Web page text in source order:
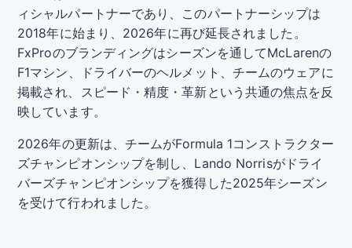
ィシャルパートナーであり、このパートナーシップは
2018年に始まり、2026年に再び延長されました。
FxProのブランディングはシーズンを通してMcLarenの
F1マシン、ドライバーのヘルメット、チームのウェアに
掲載され、スピード・精度・革新という共通の焦点を反
映しています。
2026年の更新は、チームがFormula 1コンストラクター
ズチャンピオンシップを制し、Lando Norrisがドライ
バーズチャンピオンシップを獲得した2025年シーズン
を受けて行われました。